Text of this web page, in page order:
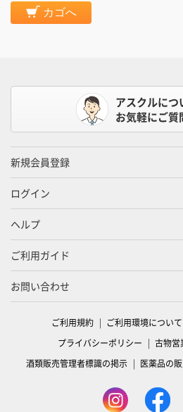
カゴへ
アスクルにつ
お気軽にご質
新規会員登録
ログイン
ヘルプ
ご利用ガイド
お問い合わせ
ご利用規約 ご利用環境について
プライバシーポリシー
古物営
酒類販売管理者標識の掲示
医薬品の